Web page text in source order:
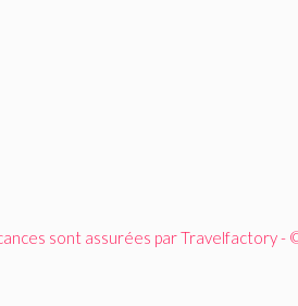
sont assurées par Travelfactory -